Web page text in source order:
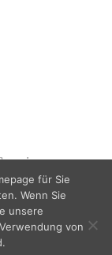
in
GRATIS!
für Sie
Wenn Sie
unsere
von